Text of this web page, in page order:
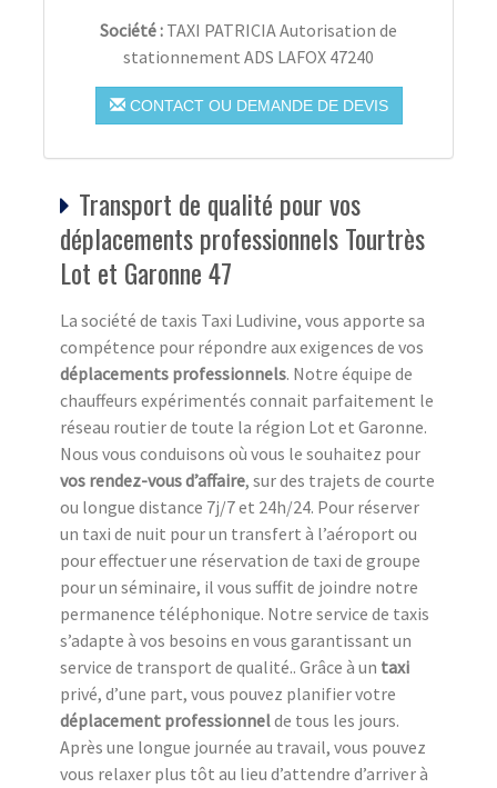
Société : TAXI PATRICIA Autorisation de
stationnement ADS LAFOX 47240
CONTACT OU DEMANDE DE DEVIS
Transport de qualité pour vos
déplacements professionnels Tourtrès
Lot et Garonne 47
La société de taxis Taxi Ludivine, vous apporte sa
compétence pour répondre aux exigences de vos
déplacements professionnels. Notre équipe de
chauffeurs expérimentés connait parfaitement le
réseau routier de toute la région Lot et Garonne.
Nous vous conduisons où vous le souhaitez pour
vos rendez-vous d’affaire, sur des trajets de courte
ou longue distance 7j/7 et 24h/24. Pour réserver
un taxi de nuit pour un transfert à l’aéroport ou
pour effectuer une réservation de taxi de groupe
pour un séminaire, il vous suffit de joindre notre
permanence téléphonique. Notre service de taxis
s’adapte à vos besoins en vous garantissant un
service de transport de qualité.. Grâce à un taxi
privé, d’une part, vous pouvez planifier votre
déplacement professionnelde tous les jours.
Après une longue journée au travail, vous pouvez
vous relaxer plus tôt au lieu d’attendre d’arriver à